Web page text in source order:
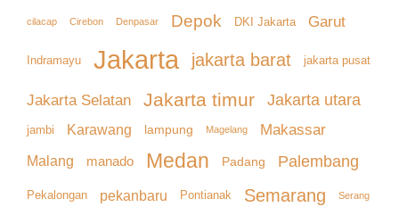
cilacap Cirebon Denpasar Depok DKI Jakarta Garut
Indramayu Jakarta jakarta barat jakarta pusat
Jakarta Selatan Jakarta timur Jakarta utara
jambi Karawang lampung Magelang Makassar
Malang manado Medan Padang Palembang
Pekalongan pekanbaru Pontianak Semarang Serang